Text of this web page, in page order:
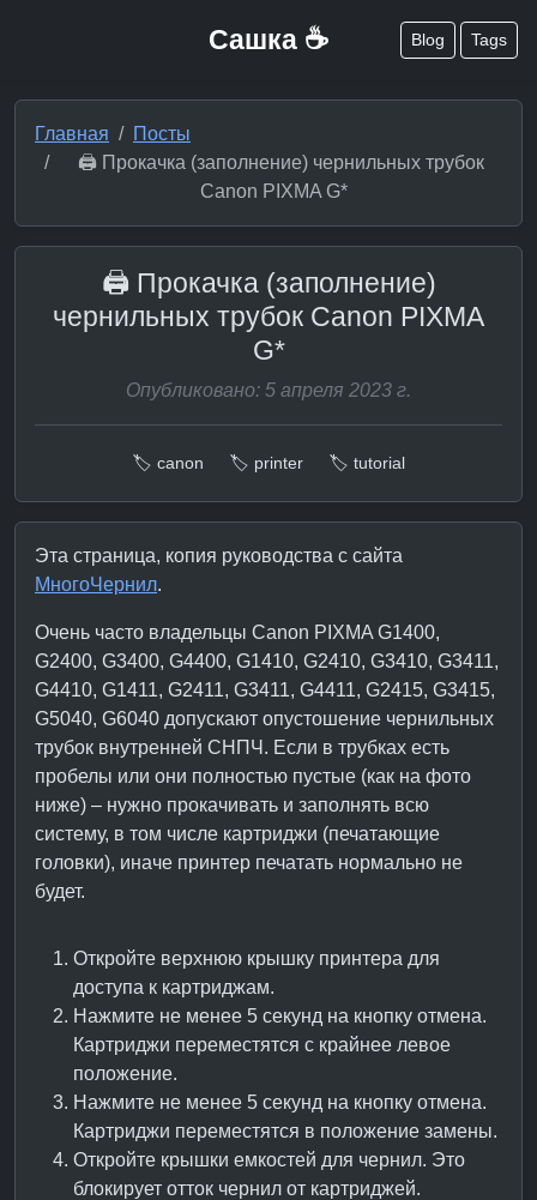
Сашка ☕ Blog Tags
Главная
Посты
🖨️ Прокачка (заполнение) чернильных трубок
Canon PIXMA G*
🖨️ Прокачка (заполнение)
чернильных трубок Canon PIXMA
G*
Опубликовано: 5 апреля 2023 г.
🏷️ canon 🏷️ printer 🏷️ tutorial
Эта страница, копия руководства с сайта
МногоЧернил.
Очень часто владельцы Canon PIXMA G1400,
G2400, G3400, G4400, G1410, G2410, G3410, G3411,
G4410, G1411, G2411, G3411, G4411, G2415, G3415,
G5040, G6040 допускают опустошение чернильных
трубок внутренней СНПЧ. Если в трубках есть
пробелы или они полностью пустые (как на фото
ниже) – нужно прокачивать и заполнять всю
систему, в том числе картриджи (печатающие
головки), иначе принтер печатать нормально не
будет.
Откройте верхнюю крышку принтера для
доступа к картриджам.
Нажмите не менее 5 секунд на кнопку отмена.
Картриджи переместятся с крайнее левое
положение.
Нажмите не менее 5 секунд на кнопку отмена.
Картриджи переместятся в положение замены.
Откройте крышки емкостей для чернил. Это
блокирует отток чернил от картриджей.